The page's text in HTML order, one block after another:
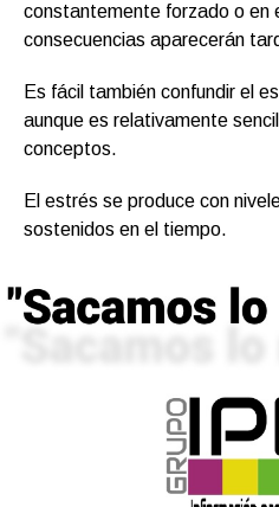
constantemente forzado o en
consecuencias aparecerán
Es fácil también confundir el
aunque es relativamente
conceptos.
El estrés se produce con
sostenidos en el tiempo.